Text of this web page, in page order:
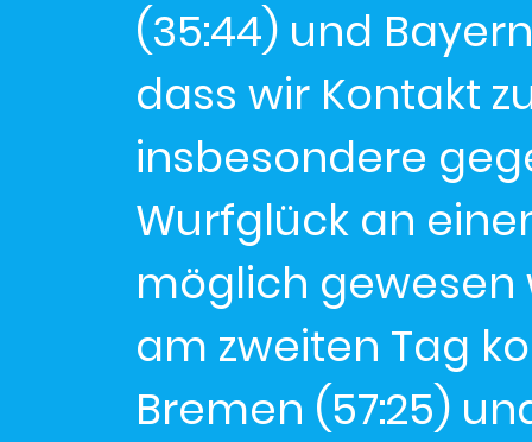
(35:44) und
dass wir Kontakt
insbesondere
Wurfglück an
möglich gewesen
am zweiten Tag
Bremen (57:25)